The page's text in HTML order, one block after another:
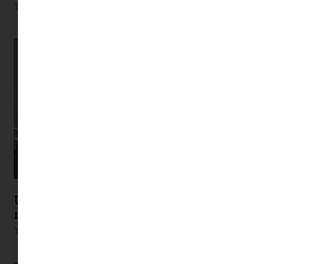
Utazik a Minimag | Győri hétvége kicsiknek és
nagyoknak